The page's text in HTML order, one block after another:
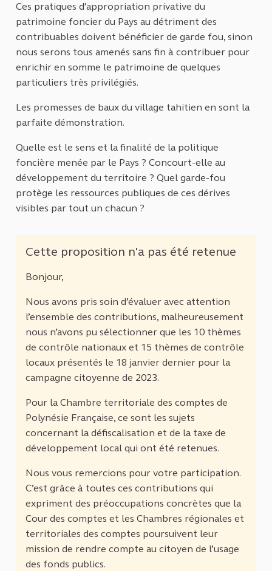
Ces pratiques d'appropriation privative du
patrimoine foncier du Pays au détriment des
contribuables doivent bénéficier de garde fou, sinon
nous serons tous amenés sans fin à contribuer pour
enrichir en somme le patrimoine de quelques
particuliers très privilégiés.
Les promesses de baux du village tahitien en sont la
parfaite démonstration.
Quelle est le sens et la finalité de la politique
foncière menée par le Pays ? Concourt-elle au
développement du territoire ? Quel garde-fou
protège les ressources publiques de ces dérives
visibles par tout un chacun ?
Cette proposition n'a pas été retenue
Bonjour,
Nous avons pris soin d’évaluer avec attention
l’ensemble des contributions, malheureusement
nous n’avons pu sélectionner que les 10 thèmes
de contrôle nationaux et 15 thèmes de contrôle
locaux présentés le 18 janvier dernier pour la
campagne citoyenne de 2023.
Pour la Chambre territoriale des comptes de
Polynésie Française, ce sont les sujets
concernant la défiscalisation et de la taxe de
développement local qui ont été retenues.
Nous vous remercions pour votre participation.
C’est grâce à toutes ces contributions qui
expriment des préoccupations concrètes que la
Cour des comptes et les Chambres régionales et
territoriales des comptes poursuivent leur
mission de rendre compte au citoyen de l’usage
des fonds publics.